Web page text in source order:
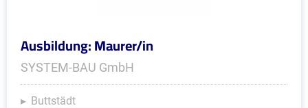
Ausbildung: Maurer/in
SYSTEM-BAU GmbH
Buttstädt